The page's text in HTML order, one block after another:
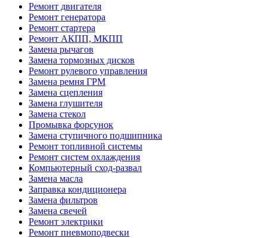
Ремонт двигателя
Ремонт генератора
Ремонт стартера
Ремонт АКПП, МКПП
Замена рычагов
Замена тормозных дисков
Ремонт рулевого управления
Замена ремня ГРМ
Замена сцепления
Замена глушителя
Замена стекол
Промывка форсунок
Замена ступичного подшипника
Ремонт топливной системы
Ремонт систем охлаждения
Компьютерный сход-развал
Замена масла
Заправка кондиционера
Замена фильтров
Замена свечей
Ремонт электрики
Ремонт пневмоподвески